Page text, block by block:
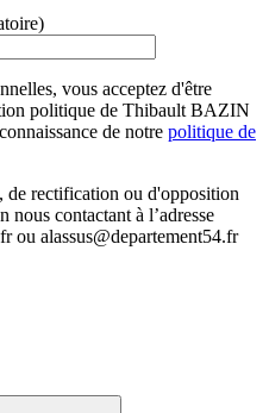
vous acceptez d'être
politique de Thibault BAZIN
de notre politique de
de rectification ou d'opposition
nous contactant à l’adresse
ou alassus@departement54.fr